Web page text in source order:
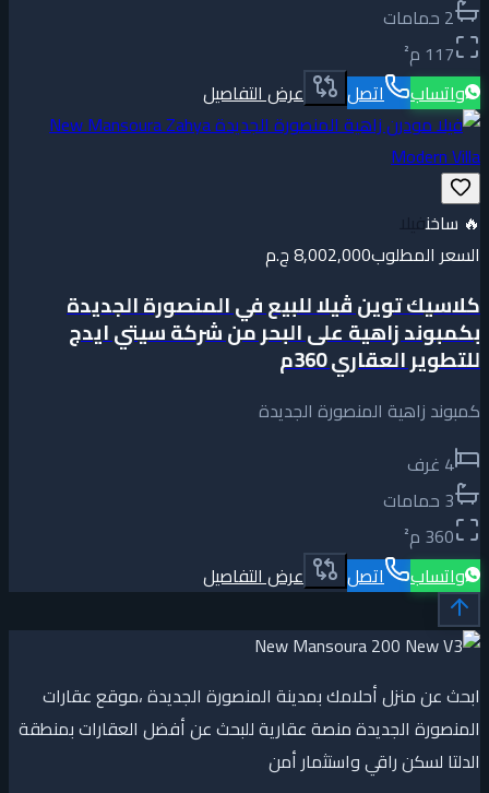
2 حمامات
117 م²
واتساب
اتصل عرض التفاصيل
🔥 ساخنفيلا
السعر المطلوب8,002,000 ج.م
كلاسيك توين ڤيلا للبيع في المنصورة الجديدة
بكمبوند زاهية على البحر من شركة سيتي ايدج
للتطوير العقاري 360م
كمبوند زاهية المنصورة الجديدة
4 غرف
3 حمامات
360 م²
واتساب
اتصل عرض التفاصيل
ابحث عن منزل أحلامك بمدينة المنصورة الجديدة ،موقع عقارات
المنصورة الجديدة منصة عقارية للبحث عن أفضل العقارات بمنطقة
الدلتا لسكن راقي واستثمار أمن